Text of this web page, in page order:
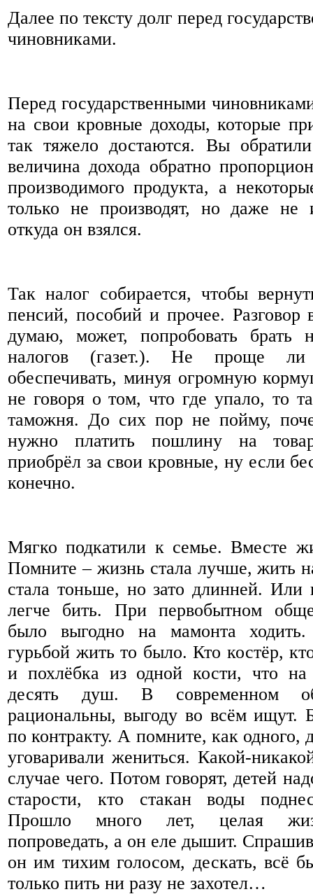
Далее по тексту долг перед
чиновниками.
Перед государственными
на свои кровные доходы, которые
так тяжело достаются. Вы
величина дохода обратно
производимого продукта, а
только не производят, но даже не
откуда он взялся.
Так налог собирается, чтобы
пенсий, пособий и прочее. Разговор
думаю, может, попробовать брать
налогов (газет.). Не проще
обеспечивать, минуя огромную
не говоря о том, что где упало, то
таможня. До сих пор не пойму,
нужно платить пошлину на
приобрёл за свои кровные, ну если
конечно.
Мягко подкатили к семье. Вместе
Помните – жизнь стала лучше, жить
стала тоньше, но зато длинней. Или
легче бить. При первобытном
было выгодно на мамонта
гурьбой жить то было. Кто костёр,
и похлёбка из одной кости, что
десять душ. В современном
рациональны, выгоду во всём ищут.
по контракту. А помните, как одного,
уговаривали жениться. Какой-
случае чего. Потом говорят, детей
старости, кто стакан воды
Прошло много лет, целая
попроведать, а он еле дышит.
он им тихим голосом, дескать, всё
только пить ни разу не захотел…